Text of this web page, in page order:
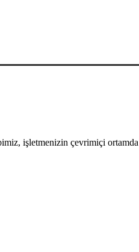
işletmenizin çevrimiçi ortamda